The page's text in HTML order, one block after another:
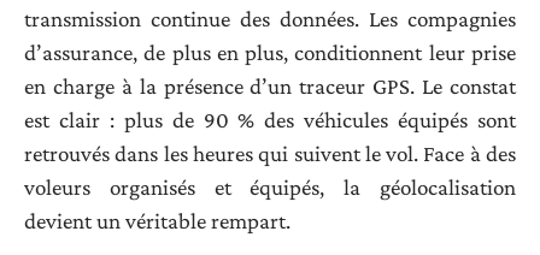
transmission continue des données. Les compagnies
d’assurance, de plus en plus, conditionnent leur prise
en charge à la présence d’un traceur GPS. Le constat
est clair : plus de 90 % des véhicules équipés sont
retrouvés dans les heures qui suivent le vol. Face à des
voleurs organisés et équipés, la géolocalisation
devient un véritable rempart.